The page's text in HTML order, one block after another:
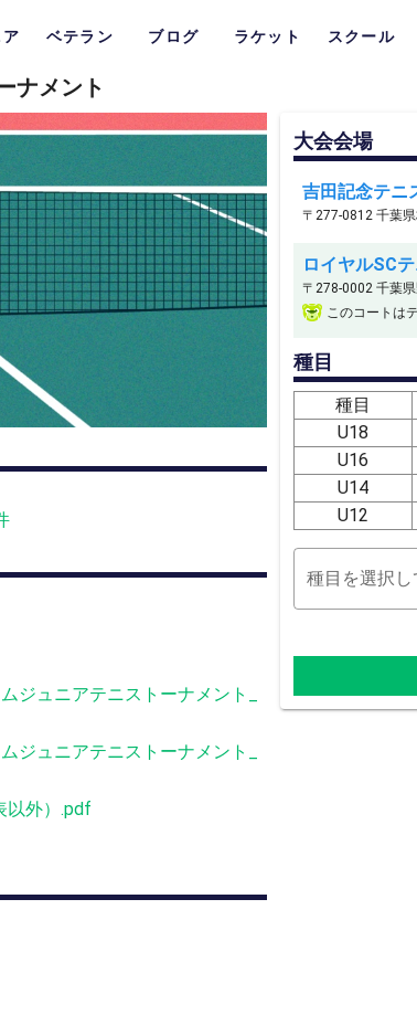
ベテラン ブログ ラケット スクール
ナメント
ジュニアテニストーナメント_
ジュニアテニストーナメント_
以外）.pdf
大会会場
吉田記念テニ
〒277-0812 千葉
ロイヤルSC
〒278-0002 千葉
このコートは
種目
種目
U18
U16
U14
U12
種目を選択